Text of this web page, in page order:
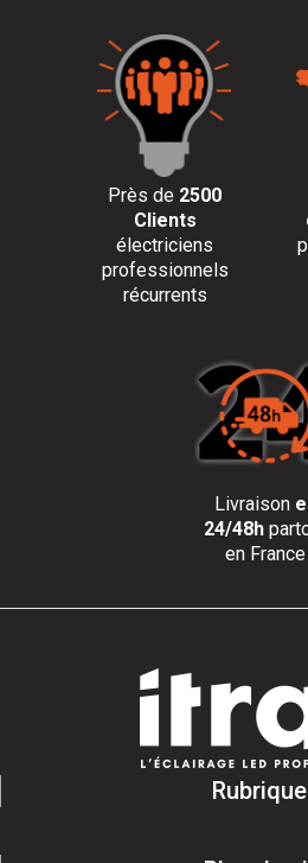
Près de 2500
Clients
électriciens
professionnels
récurrents
Livraison
24/48h
en France